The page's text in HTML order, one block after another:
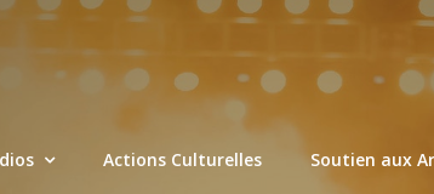
Actions Culturelles Soutien aux